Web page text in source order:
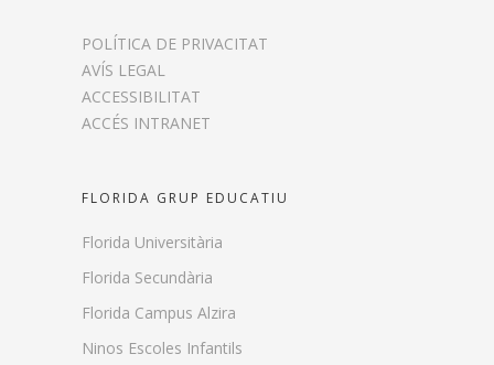
POLÍTICA DE PRIVACITAT
AVÍS LEGAL
ACCESSIBILITAT
ACCÉS INTRANET
FLORIDA GRUP EDUCATIU
Florida Universitària
Florida Secundària
Florida Campus Alzira
Ninos Escoles Infantils